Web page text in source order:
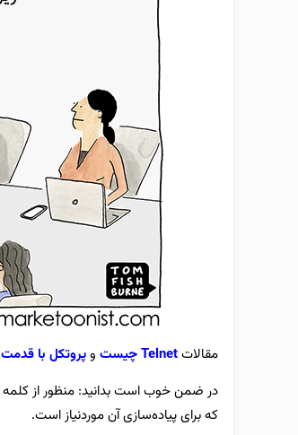
مقالاتTelnet چیست وپروتکل با قدمت FTP
در ضمن خوب است بدانید: منظور از کلمه SSH هم می‌تواند اشاره به
که برای پیاده‌سازی آن موردنیاز است.